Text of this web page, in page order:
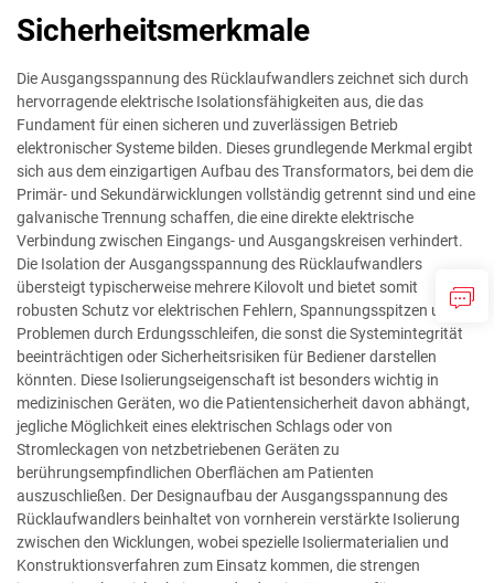
Sicherheitsmerkmale
Die Ausgangsspannung des Rücklaufwandlers zeichnet sich durch
hervorragende elektrische Isolationsfähigkeiten aus, die das
Fundament für einen sicheren und zuverlässigen Betrieb
elektronischer Systeme bilden. Dieses grundlegende Merkmal ergibt
sich aus dem einzigartigen Aufbau des Transformators, bei dem die
Primär- und Sekundärwicklungen vollständig getrennt sind und eine
galvanische Trennung schaffen, die eine direkte elektrische
Verbindung zwischen Eingangs- und Ausgangskreisen verhindert.
Die Isolation der Ausgangsspannung des Rücklaufwandlers
übersteigt typischerweise mehrere Kilovolt und bietet somit
robusten Schutz vor elektrischen Fehlern, Spannungsspitzen und
Problemen durch Erdungsschleifen, die sonst die Systemintegrität
beeinträchtigen oder Sicherheitsrisiken für Bediener darstellen
könnten. Diese Isolierungseigenschaft ist besonders wichtig in
medizinischen Geräten, wo die Patientensicherheit davon abhängt,
jegliche Möglichkeit eines elektrischen Schlags oder von
Stromleckagen von netzbetriebenen Geräten zu
berührungsempfindlichen Oberflächen am Patienten
auszuschließen. Der Designaufbau der Ausgangsspannung des
Rücklaufwandlers beinhaltet von vornherein verstärkte Isolierung
zwischen den Wicklungen, wobei spezielle Isoliermaterialien und
Konstruktionsverfahren zum Einsatz kommen, die strengen